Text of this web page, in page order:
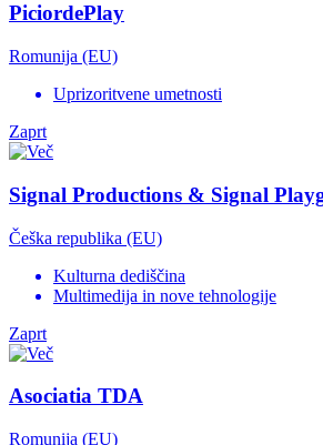
PiciordePlay
Romunija (EU)
Uprizoritvene umetnosti
Zaprt
Signal Productions & Signal
Češka republika (EU)
Kulturna dediščina
Multimedija in nove tehnologije
Zaprt
Asociatia TDA
Romunija (EU)